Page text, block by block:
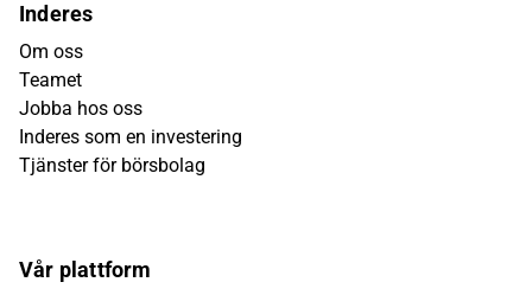
Inderes
Om oss
Teamet
Jobba hos oss
Inderes som en investering
Tjänster för börsbolag
Vår plattform